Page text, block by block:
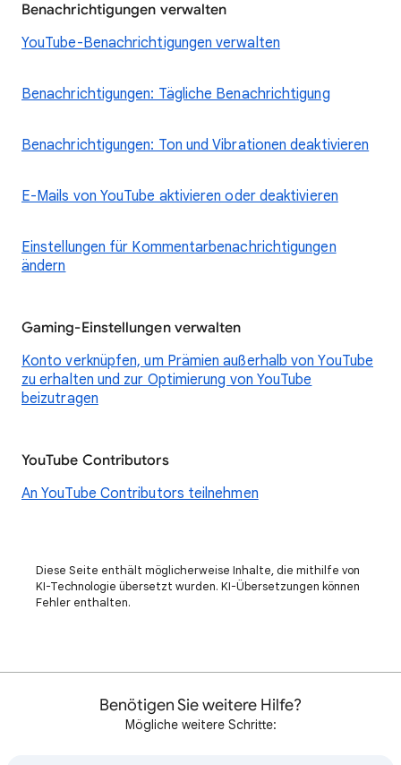
Benachrichtigungen verwalten
YouTube-Benachrichtigungen verwalten
Benachrichtigungen: Tägliche Benachrichtigung
Benachrichtigungen: Ton und Vibrationen deaktivieren
E-Mails von YouTube aktivieren oder deaktivieren
Einstellungen für Kommentarbenachrichtigungen
ändern
Gaming-Einstellungen verwalten
Konto verknüpfen, um Prämien außerhalb von YouTube
zu erhalten und zur Optimierung von YouTube
beizutragen
YouTube Contributors
An YouTube Contributors teilnehmen
Diese Seite enthält möglicherweise Inhalte, die mithilfe von
KI-Technologie übersetzt wurden. KI-Übersetzungen können
Fehler enthalten.
Benötigen Sie weitere Hilfe?
Mögliche weitere Schritte: